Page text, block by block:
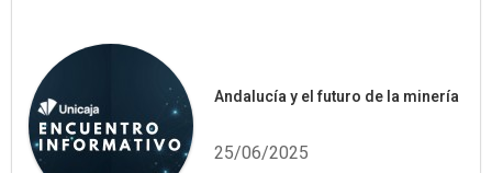
Andalucía y el futuro de la minería
25/06/2025